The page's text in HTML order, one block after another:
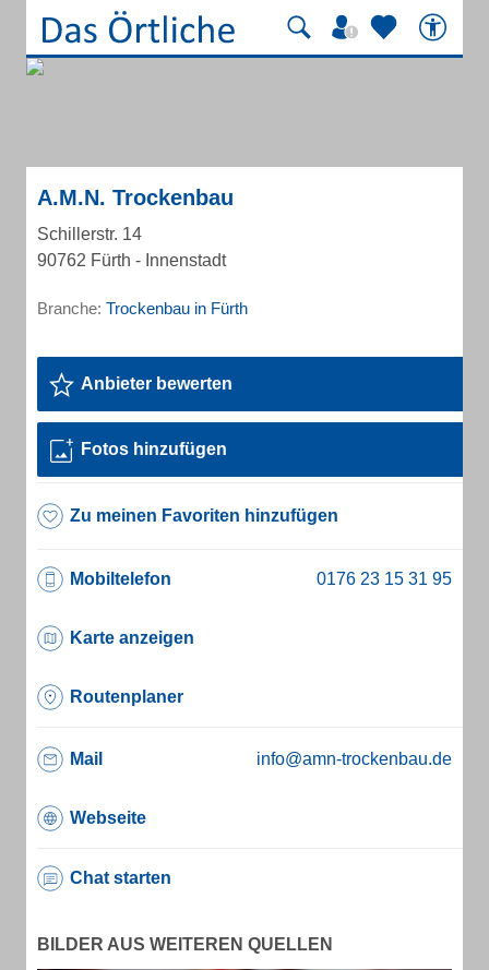
A.M.N. Trockenbau
Schillerstr. 14
90762 Fürth - Innenstadt
Branche: Trockenbau in Fürth
Anbieter bewerten
Fotos hinzufügen
Zu meinen Favoriten hinzufügen
Mobiltelefon
Karte anzeigen
Routenplaner
Mail info@amn-trockenbau.de
Webseite
Chat starten
BILDER AUS WEITEREN QUELLEN